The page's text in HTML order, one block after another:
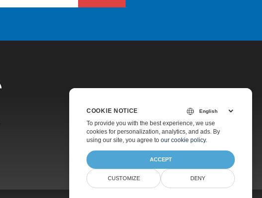
Tarification
Support Payant
À Propos
COOKIE NOTICE
To provide you with the best experience, we use
cookies for personalization, analytics, and ads. By
using our site, you agree to our cookie policy.
ACCEPT
CUSTOMIZE DENY